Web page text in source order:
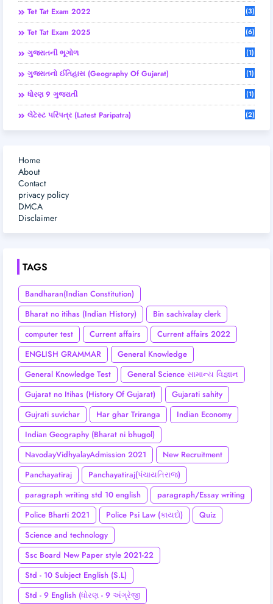
Tet Tat Exam 2022 (3)
Tet Tat Exam 2025 (6)
ગુજરાતની ભૂગોળ (1)
ગુજરાતનો ઈતિહાસ (Geography Of Gujarat) (1)
ધોરણ 9 ગુજરાતી (1)
લેટેસ્ટ પરિપત્ર (Latest Paripatra) (2)
Home
About
Contact
privacy policy
DMCA
Disclaimer
TAGS
Bandharan(Indian Constitution)
Bharat no itihas (Indian History)
Bin sachivalay clerk
computer test
Current affairs
Current affairs 2022
ENGLISH GRAMMAR
General Knowledge
General Knowledge Test
General Science સામાન્ય વિજ્ઞાન
Gujarat no Itihas (History Of Gujarat)
Gujarati sahity
Gujrati suvichar
Har ghar Triranga
Indian Economy
Indian Geography (Bharat ni bhugol)
NavodayVidhyalayAdmission 2021
New Recruitment
Panchayatiraj
Panchayatiraj(પંચાયતિરાજ)
paragraph writing std 10 english
paragraph/Essay writing
Police Bharti 2021
Police Psi Law (કાયદો)
Quiz
Science and technology
Ssc Board New Paper style 2021-22
Std - 10 Subject English (S.L)
Std - 9 English (ધોરણ - 9 અંગ્રેજી